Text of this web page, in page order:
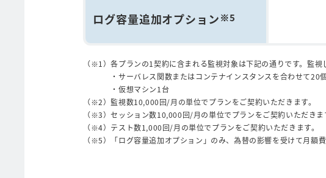
ログ容量追加オプション※5
各プランの1契約に含まれる監視対象は下記の通りです。監
・サーバレス関数またはコンテナインスタンスを合わせて20個
・仮想マシン1台
監視数10,000回/月の単位でプランをご契約いただきます。
セッション数10,000回/月の単位でプランをご契約いただきま
テスト数1,000回/月の単位でプランをご契約いただきます。
「ログ容量追加オプション」のみ、為替の影響を受けて月額費